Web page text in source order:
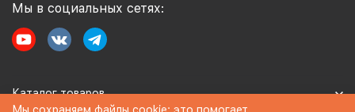
Мы в социальных сетях:
Каталог товаров